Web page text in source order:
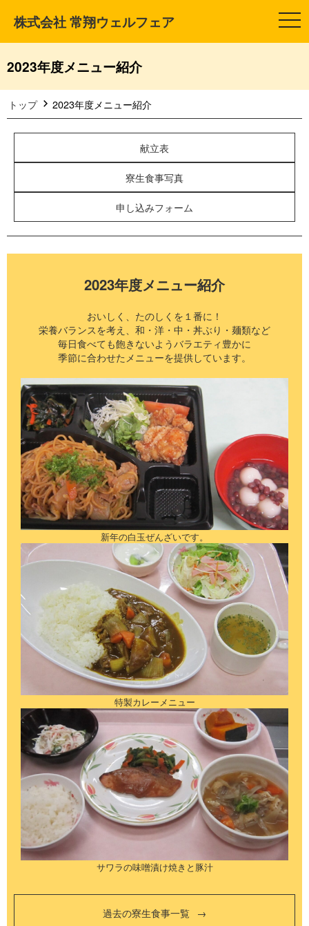
株式会社 常翔ウェルフェア
t
o
a
g
a
o
2023年度メニュー紹介
トップ 2023年度メニュー紹介
献立表
寮生食事写真
申し込みフォーム
2023年度メニュー紹介
おいしく、たのしくを１番に！
栄養バランスを考え、和・洋・中・丼ぶり・麺類など
毎日食べても飽きないようバラエティ豊かに
季節に合わせたメニューを提供しています。
新年の白玉ぜんざいです。
特製カレーメニュー
サワラの味噌漬け焼きと豚汁
過去の寮生食事一覧